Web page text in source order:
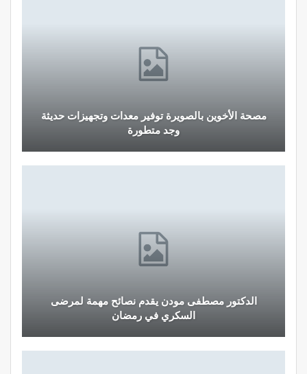
مصحة الأخوين بالصويرة توفير معدات وتجهيزات حديثة
وجد متطورة
الدكتور مصطفى مودن يقدم نصائح مهمة لمرضى
السكري في رمضان